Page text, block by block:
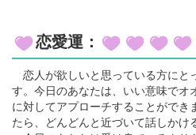
恋愛運：
恋人が欲しいと思っている方にと
す。今日のあなたは、いい意味でオ
に対してアプローチすることができ
たら、どんどんと近づいて話しかけ